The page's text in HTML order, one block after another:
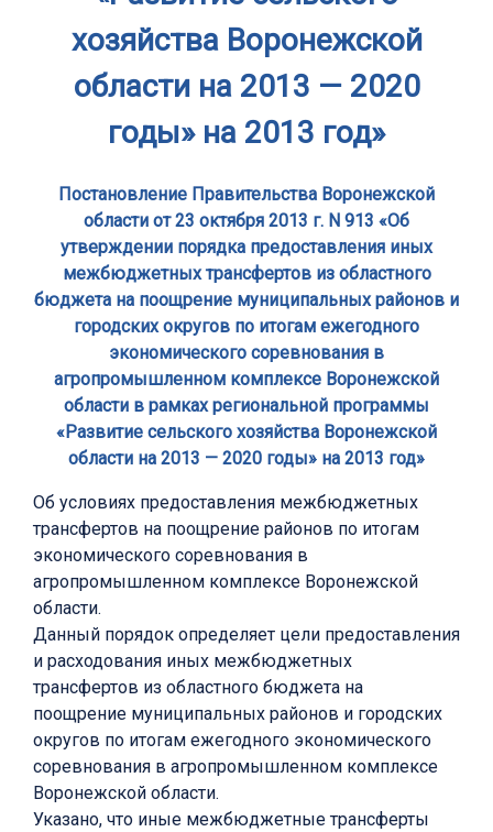
хозяйства Воронежской
области на 2013 — 2020
годы» на 2013 год»
Постановление Правительства Воронежской
области от 23 октября 2013 г. N 913 «Об
утверждении порядка предоставления иных
межбюджетных трансфертов из областного
бюджета на поощрение муниципальных районов и
городских округов по итогам ежегодного
экономического соревнования в
агропромышленном комплексе Воронежской
области в рамках региональной программы
«Развитие сельского хозяйства Воронежской
области на 2013 — 2020 годы» на 2013 год»
Об условиях предоставления межбюджетных
трансфертов на поощрение районов по итогам
экономического соревнования в
агропромышленном комплексе Воронежской
области.
Данный порядок определяет цели предоставления
и расходования иных межбюджетных
трансфертов из областного бюджета на
поощрение муниципальных районов и городских
округов по итогам ежегодного экономического
соревнования в агропромышленном комплексе
Воронежской области.
Указано, что иные межбюджетные трансферты